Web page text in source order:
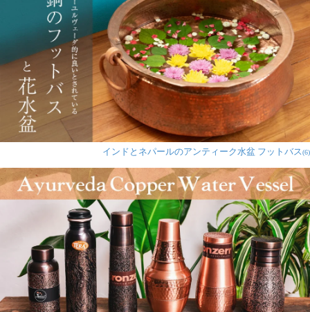
インドとネパールのアンティーク水盆 フットバス(6)